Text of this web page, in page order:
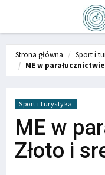
Strona główna
Sport i
ME w
Sport i turystyka
ME w
Złoto i